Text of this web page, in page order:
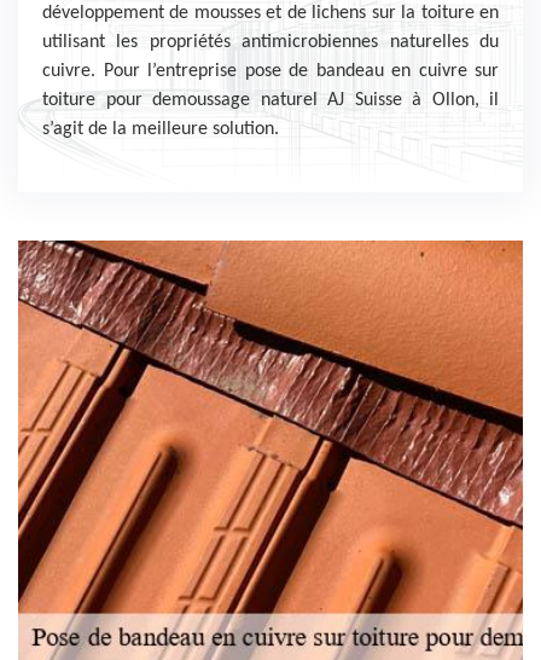
développement de mousses et de lichens sur la toiture en
utilisant les propriétés antimicrobiennes naturelles du
cuivre. Pour l’entreprise pose de bandeau en cuivre sur
toiture pour demoussage naturel AJ Suisse à Ollon, il
s’agit de la meilleure solution.